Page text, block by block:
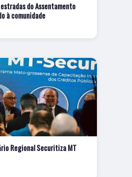
do Assentamento
à comunidade
Regional Securitiza MT